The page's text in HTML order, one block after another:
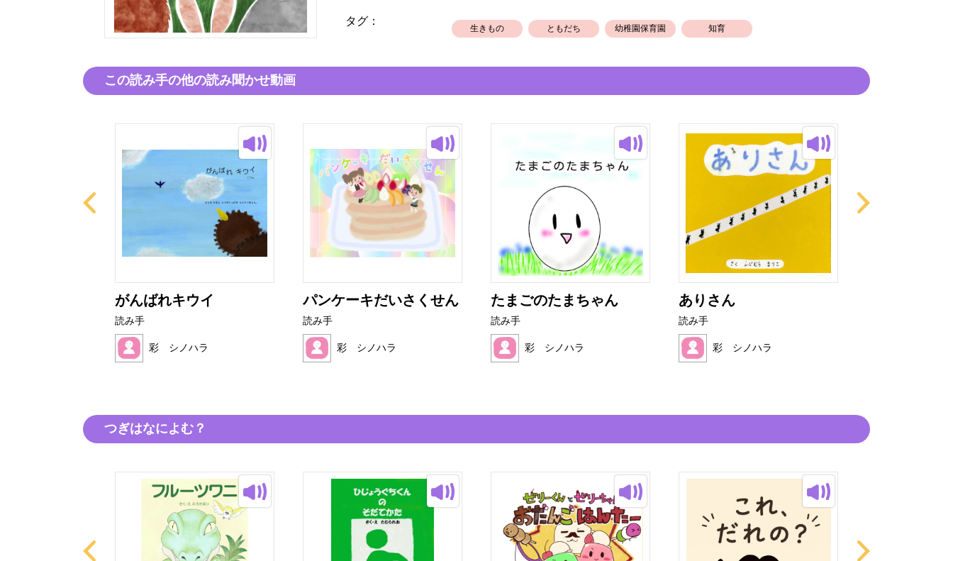
タグ：
生きもの ともだち 幼稚園保育園 知育
この読み手の他の読み聞かせ動画
がんばれキウイ
読み手
彩 シノハラ
パンケーキだいさくせん
読み手
彩 シノハラ
たまごのたまちゃん
読み手
彩 シノハラ
ありさん
読み手
彩 シノハラ
つぎはなによむ？